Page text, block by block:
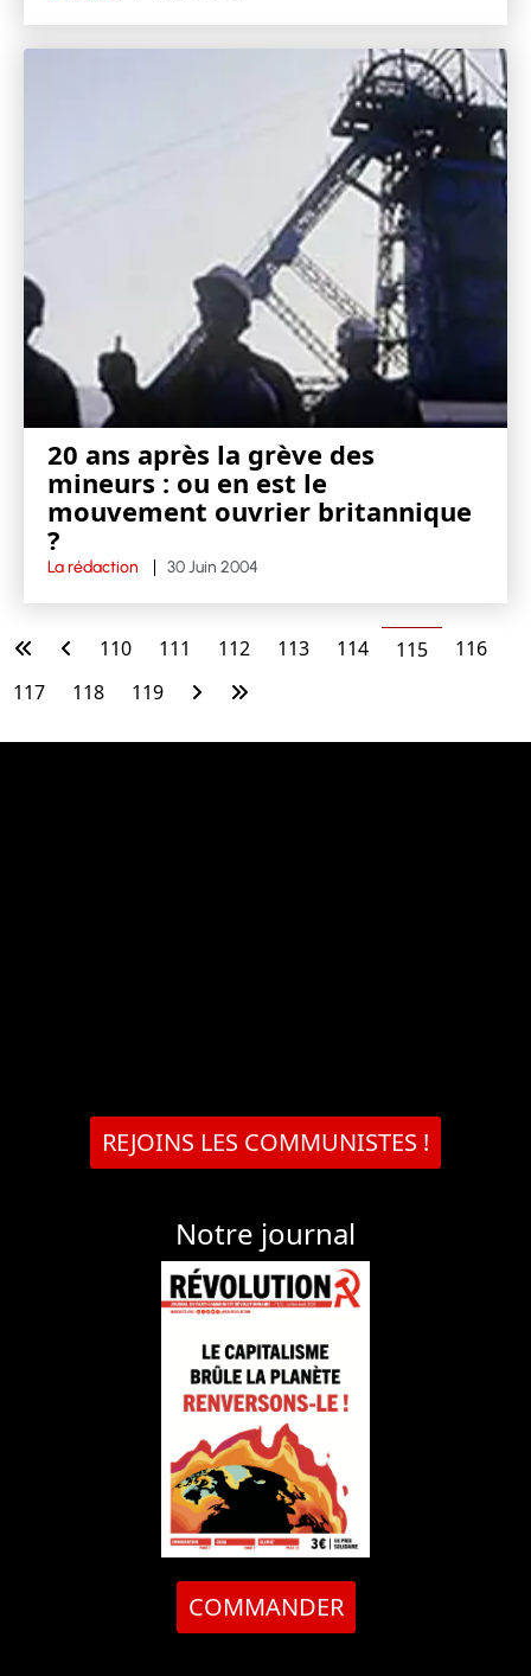
20 ans après la grève des
mineurs : ou en est le
mouvement ouvrier britannique
?
La rédaction 30 Juin 2004
110 111 112 113 114 115
116
117
118 119
REJOINS LES COMMUNISTES !
Notre journal
COMMANDER